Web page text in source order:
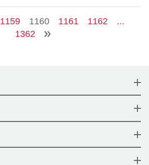
1159 1160 1161 1162
...
1362